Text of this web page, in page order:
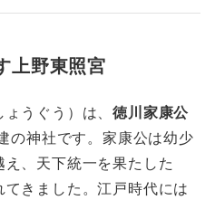
上野東照宮
ょうぐう）は、徳川家康公
の神社です。家康公は幼少
、天下統一を果たした
てきました。江戸時代には